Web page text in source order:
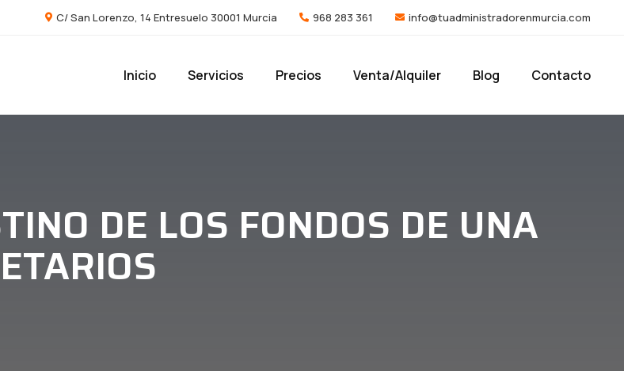
C/ San Lorenzo, 14 Entresuelo 30001 Murcia 968 283 361 info@tuadministradorenmurcia.com
Inicio Servicios Precios Venta/Alquiler Blog Contacto
DE LOS FONDOS DE UNA